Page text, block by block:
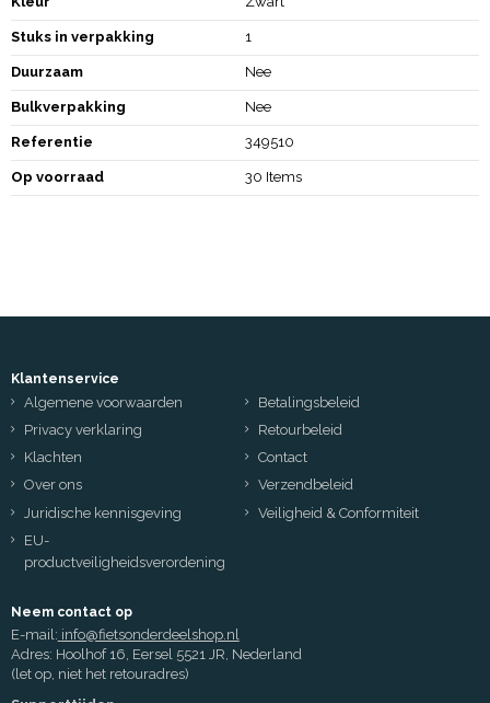
Stuks in verpakking 1
Duurzaam Nee
Bulkverpakking Nee
Referentie 349510
Op voorraad 30 Items
Klantenservice
Algemene voorwaarden
Betalingsbeleid
Privacy verklaring
Retourbeleid
Klachten
Contact
Over ons
Verzendbeleid
Juridische kennisgeving
Veiligheid & Conformiteit
EU-
productveiligheidsverordening
Neem contact op
E-mail: info@fietsonderdeelshop.nl
Adres: Hoolhof 16, Eersel 5521 JR, Nederland
(let op, niet het retouradres)